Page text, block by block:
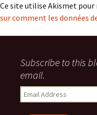
Ce site utilise Akismet pour
sur comment les données
Subscribe to this
email.
Email
Address